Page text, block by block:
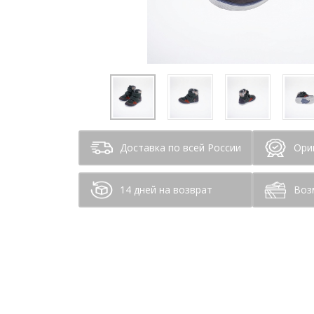
Доставка по всей России
14 дней на возврат